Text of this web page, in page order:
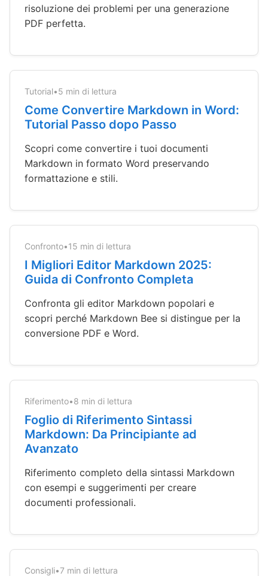
risoluzione dei problemi per una generazione
PDF perfetta.
Tutorial•5 min di lettura
Come Convertire Markdown in Word:
Tutorial Passo dopo Passo
Scopri come convertire i tuoi documenti
Markdown in formato Word preservando
formattazione e stili.
Confronto•15 min di lettura
I Migliori Editor Markdown 2025:
Guida di Confronto Completa
Confronta gli editor Markdown popolari e
scopri perché Markdown Bee si distingue per la
conversione PDF e Word.
Riferimento•8 min di lettura
Foglio di Riferimento Sintassi
Markdown: Da Principiante ad
Avanzato
Riferimento completo della sintassi Markdown
con esempi e suggerimenti per creare
documenti professionali.
Consigli•7 min di lettura